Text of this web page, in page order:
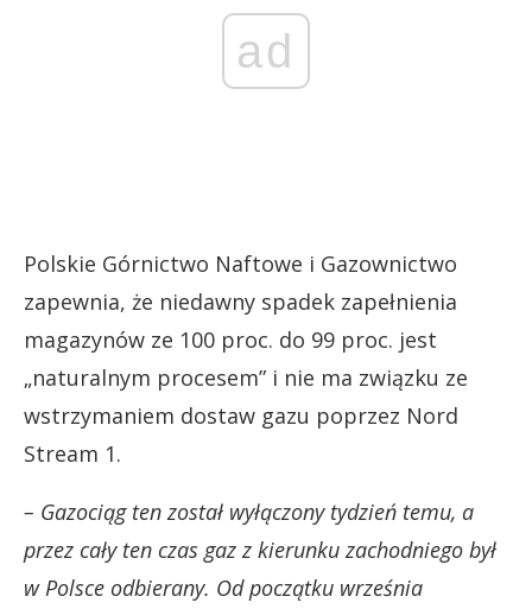
ad
Polskie Górnictwo Naftowe i Gazownictwo
zapewnia, że niedawny spadek zapełnienia
magazynów ze 100 proc. do 99 proc. jest
„naturalnym procesem” i nie ma związku ze
wstrzymaniem dostaw gazu poprzez Nord
Stream 1.
– Gazociąg ten został wyłączony tydzień temu, a
przez cały ten czas gaz z kierunku zachodniego był
w Polsce odbierany. Od początku września